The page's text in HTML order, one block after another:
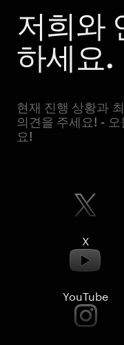
저희와
하세요.
현재 진행 상황과
의견을 주세요! -
요!
X
YouTube